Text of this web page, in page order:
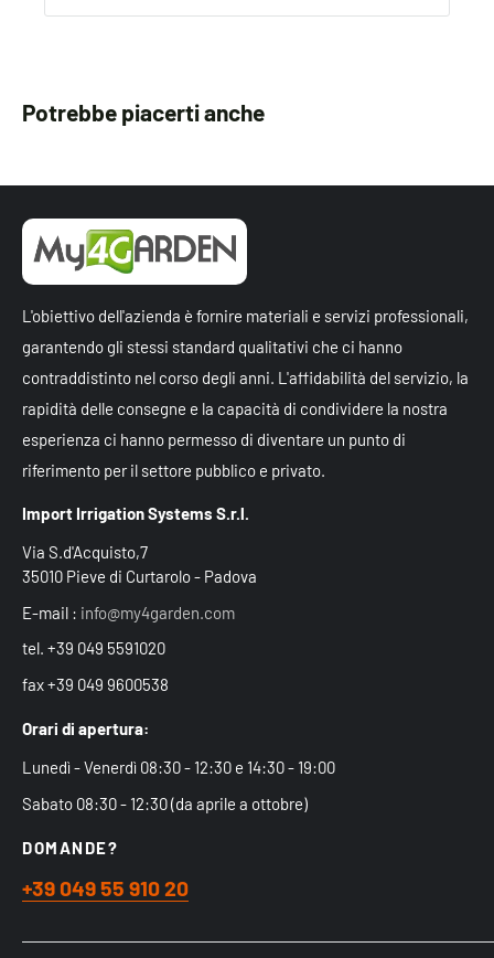
Potrebbe piacerti anche
L'obiettivo dell'azienda è fornire materiali e servizi professionali,
garantendo gli stessi standard qualitativi che ci hanno
contraddistinto nel corso degli anni. L'affidabilità del servizio, la
rapidità delle consegne e la capacità di condividere la nostra
esperienza ci hanno permesso di diventare un punto di
riferimento per il settore pubblico e privato.
Import Irrigation Systems S.r.l.
Via S.d'Acquisto,7
35010 Pieve di Curtarolo - Padova
E-mail : info@my4garden.com
tel. +39 049 5591020
fax +39 049 9600538
Orari di apertura:
Lunedì - Venerdì 08:30 - 12:30 e 14:30 - 19:00
Sabato 08:30 - 12:30 (da aprile a ottobre)
DOMANDE?
+39 049 55 910 20